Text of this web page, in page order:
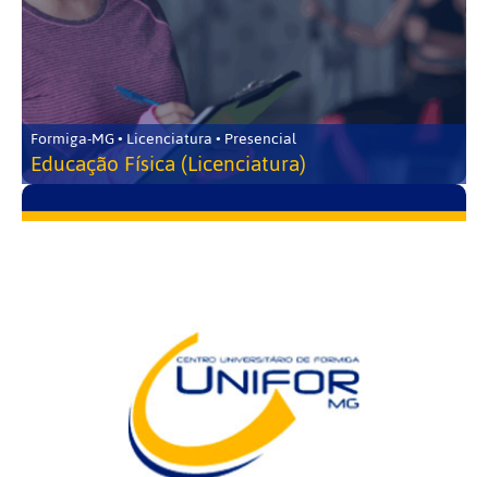
Formiga-MG • Licenciatura • Presencial
Educação Física (Licenciatura)